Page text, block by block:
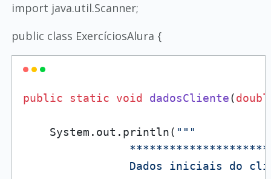
import java.util.Scanner;
public class ExercíciosAlura {
public static void dadosCliente(
    System.out.println(
"""
Dados iniciais do